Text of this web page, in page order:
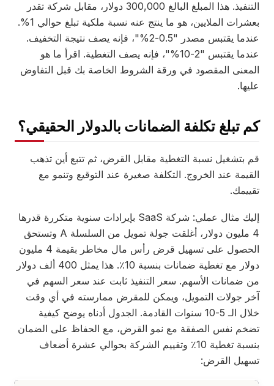
التنفيذ. هذا المبلغ البالغ 300,000 دولار، مقابل شركة تقدر
بعشرات الملايين، هو ما ينتج عنه نسبة ملكية تبلغ حوالي 1%.
عندما يقتبس مصدر "0.5-2%"، فإنه يصف نتيجة التخفيف.
عندما يقتبس "2-10%"، فإنه يصف التغطية. اقرأ ما هو
المعنى المقصود في ورقة الشروط الخاصة بك قبل التفاوض
عليها.
كم تبلغ تكلفة الضمانات بالدولار الحقيقي؟
قم بتشغيل نسبة التغطية مقابل القرض، ثم تتبع أين تذهب
القيمة عند الخروج. التكلفة صغيرة عند التوقيع وتنمو مع
تقييمك.
إليك مثال عملي: شركة SaaS بإيرادات سنوية متكررة قدرها
4 مليون دولار، أغلقت جولة تمويل من السلسلة A وتستحق
الحصول على تسهيل قرض رأس مال مخاطر بقيمة 4 مليون
دولار مع تغطية ضمانات بنسبة 10٪. هذا يمثل 400 ألف دولار
من ضمانات الأسهم. سعر التنفيذ ثابت عند سعر السهم في
آخر جولات التمويل، ويمكن للمقرض ممارسته في أي وقت
خلال الـ 5-10 سنوات القادمة. الجدول أدناه يوضح كيفية
تضخم نفس الصفقة مع نمو القرض، مع الحفاظ على الضمان
بنسبة تغطية 10٪ وتقييم الشركة بحوالي عشرة أضعاف
تسهيل القرض: